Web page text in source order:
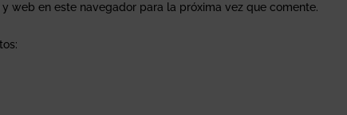
web en este navegador para la próxima vez que comente.